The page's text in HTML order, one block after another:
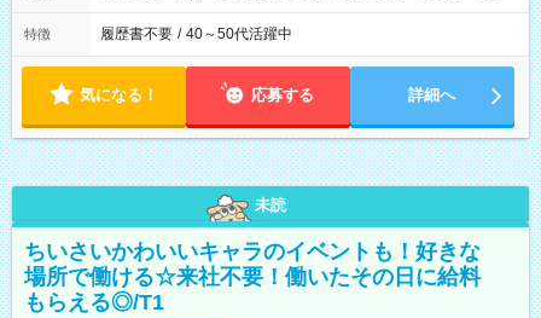
特徴 履歴書不要 / 40～50代活躍中
気になる！ 応募する 詳細へ
未読
ちいさいかわいいキャラのイベントも！好きな
場所で働ける☆来社不要！働いたその日に給料
もらえる◎/T1